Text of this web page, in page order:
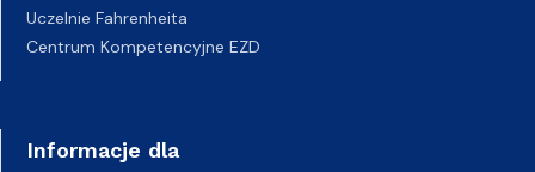
Uczelnie Fahrenheita
Centrum Kompetencyjne EZD
Informacje dla